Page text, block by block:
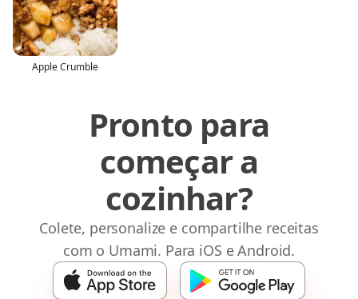
Apple Crumble
Pronto para
começar a
cozinhar?
Colete, personalize e compartilhe receitas
com o Umami. Para iOS e Android.